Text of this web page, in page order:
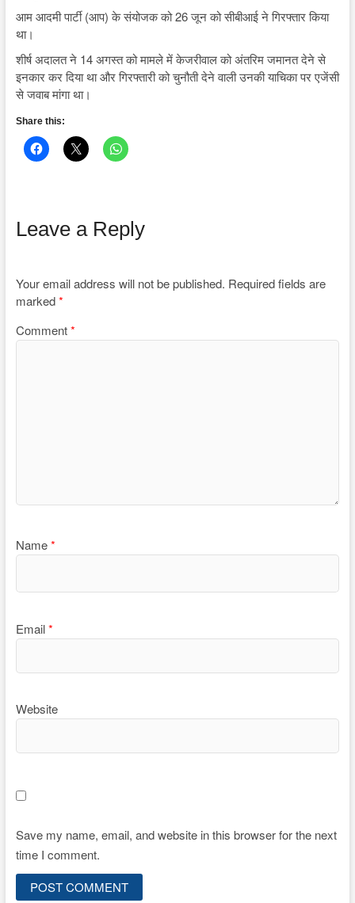
आम आदमी पार्टी (आप) के संयोजक को 26 जून को सीबीआई ने गिरफ्तार किया
था।
शीर्ष अदालत ने 14 अगस्त को मामले में केजरीवाल को अंतरिम जमानत देने से
इनकार कर दिया था और गिरफ्तारी को चुनौती देने वाली उनकी याचिका पर एजेंसी
से जवाब मांगा था।
Share this:
Leave a Reply
Your email address will not be published. Required fields are
marked*
Comment*
Name*
Email*
Website
Save my name, email, and website in this browser for the next
time I comment.